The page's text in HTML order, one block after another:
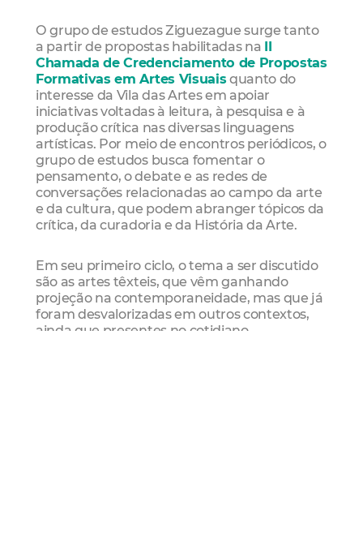
O grupo de estudos Ziguezague surge tanto
a partir de propostas habilitadas na II
Chamada de Credenciamento de Propostas
Formativas em Artes Visuaisquanto do
interesse da Vila das Artes em apoiar
iniciativas voltadas à leitura, à pesquisa e à
produção crítica nas diversas linguagens
artísticas. Por meio de encontros periódicos, o
grupo de estudos busca fomentar o
pensamento, o debate e as redes de
conversações relacionadas ao campo da arte
e da cultura, que podem abranger tópicos da
crítica, da curadoria e da História da Arte.
Em seu primeiro ciclo, o tema a ser discutido
são as artes têxteis, que vêm ganhando
projeção na contemporaneidade, mas que já
foram desvalorizadas em outros contextos,
ainda que presentes no cotidiano.